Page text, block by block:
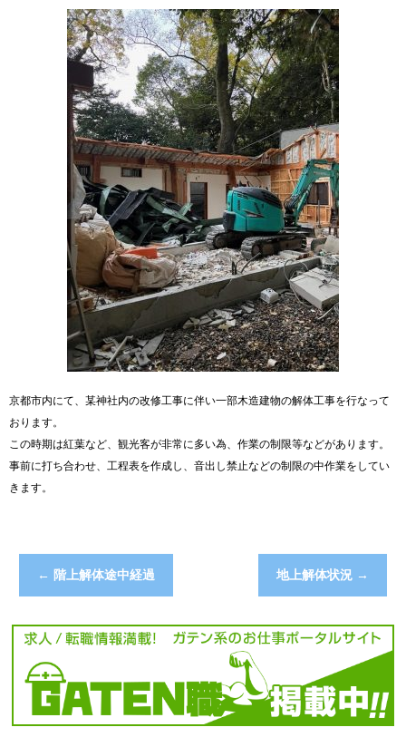
京都市内にて、某神社内の改修工事に伴い一部木造建物の解体工事を行なって
おります。
この時期は紅葉など、観光客が非常に多い為、作業の制限等などがあります。
事前に打ち合わせ、工程表を作成し、音出し禁止などの制限の中作業をしてい
きます。
← 階上解体途中経過 地上解体状況 →